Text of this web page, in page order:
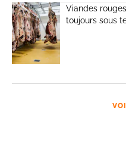
Viandes
toujours sous